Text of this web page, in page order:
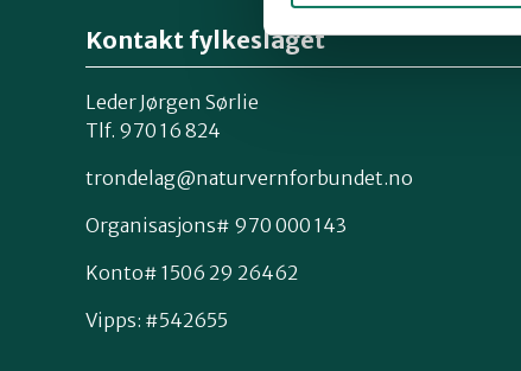
Kontakt fylkeslaget
Leder Jørgen Sørlie
Tlf. 970 16 824
trondelag@naturvernforbundet.no
Organisasjons# 970 000 143
Konto# 1506 29 26462
Vipps: #542655